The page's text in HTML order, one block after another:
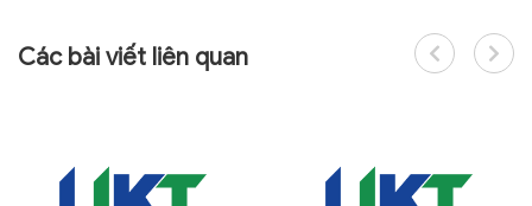
Các bài viết liên quan